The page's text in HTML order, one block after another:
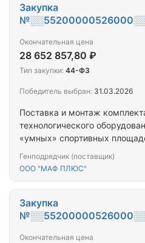
Поставка и монтаж
технологического
«умных» спортивных
Генподрядчик (поставщик)
ООО "МАФ ПЛЮС"
Закупка
Окончательная цена
28 652 857,80 ₽
Тип закупки: 44-ФЗ
Победитель выбран: 31.03.2026
Закупка
Окончательная цена